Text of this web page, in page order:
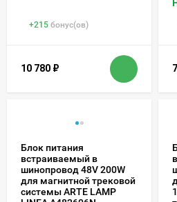
+215 бонус(ов)
10 780 ₽
Блок питания
встраиваемый в
шинопровод 48V 200W
для магнитной трековой
системы ARTE LAMP